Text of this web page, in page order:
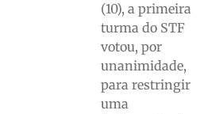
(10), a primeira
turma do STF
votou, por
unanimidade,
para restringir
uma